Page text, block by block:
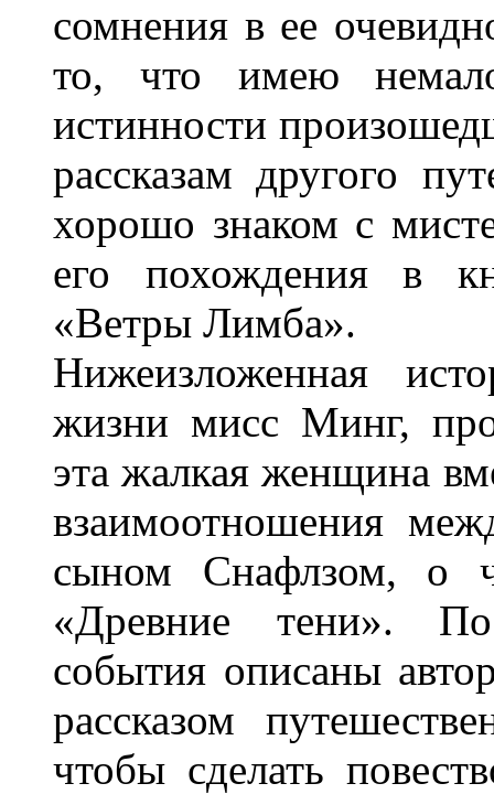
сомнения в ее
то, что имею немало
истинности
рассказам другого
хорошо знаком с
его похождения в
«Ветры Лимба».
Нижеизложенная
жизни мисс Минг,
эта жалкая женщина
взаимоотношения
сыном Снафлзом, о
«Древние тени».
события описаны
рассказом
чтобы сделать